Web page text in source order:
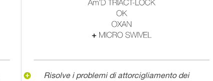
Risolve i problemi di attorcigliamento dei